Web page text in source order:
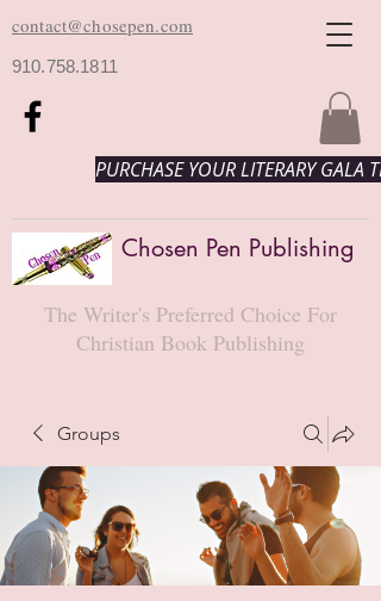
contact@chosepen.com
910.758.1811
PURCHASE YOUR LITERARY GALA
Chosen Pen Publishing
The Writer's Preferred Choice For
Christian Book Publishing
Groups